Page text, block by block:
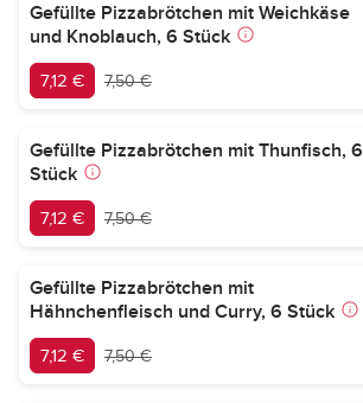
Gefüllte Pizzabrötchen mit Weichkäse
und Knoblauch, 6 Stück
7,12 € 7,50 €
Gefüllte Pizzabrötchen mit Thunfisch, 6
Stück
7,12 € 7,50 €
Gefüllte Pizzabrötchen mit
Hähnchenfleisch und Curry, 6 Stück
7,12 € 7,50 €